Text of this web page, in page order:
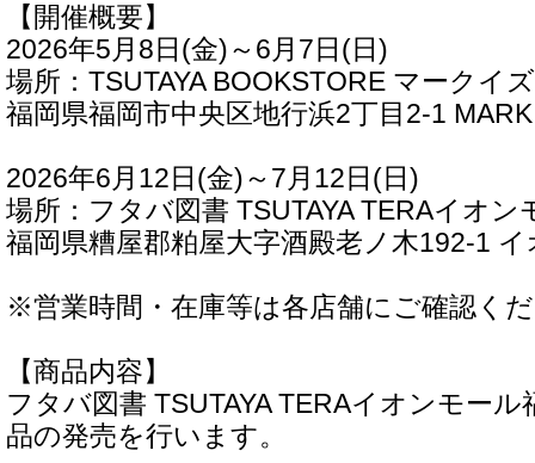
【開催概要】
2026年5月8日(金)～6月7日(日)
場所：TSUTAYA BOOKSTORE マークイ
福岡県福岡市中央区地行浜2丁目2-1
2026年6月12日(金)～7月12日(日)
場所：フタバ図書 TSUTAYA TERAイオン
福岡県糟屋郡粕屋大字酒殿老ノ木192‐1
※営業時間・在庫等は各店舗にご確認く
【商品内容】
フタバ図書 TSUTAYA TERAイオンモー
品の発売を行います。